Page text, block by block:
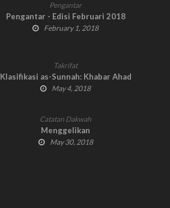
Pengantar
Pengantar - Edisi Februari 2018
February 1, 2018
Takrifat
Klasifikasi as-Sunnah: Khabar Ahad
May 4, 2018
Catatan Dakwah
Menggelikan
May 30, 2018